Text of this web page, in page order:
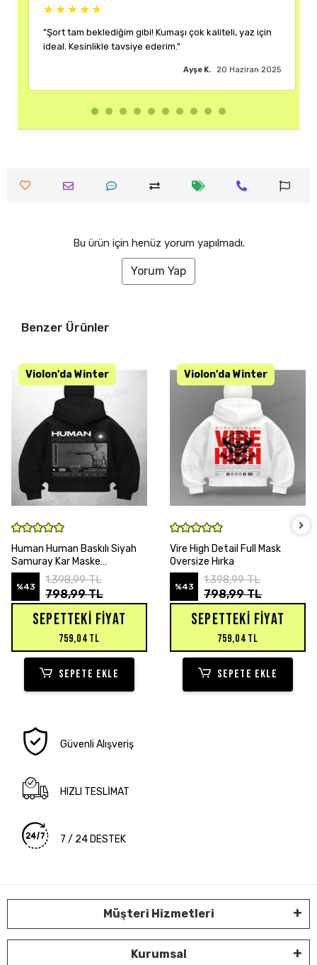
gibi! Kumaşı çok kaliteli, yaz için
tavsiye ederim."
"Rengi ve kalıbı harika.
Bu ürün için henüz yorum yapılmadı.
Yorum Yap
Benzer Ürünler
Human Human Baskılı Siyah
Samuray Kar Maske
Sweatshirt Hırka
%43
1.398,99 TL
798,99 TL
SEPETTEKI FIYAT
759,04 TL
SEPETE EKLE
Vire High Detail Full Mask
Oversize Hırka
%43
1.398,99 TL
798,99 TL
SEPETTEKI FIYAT
759,04 TL
SEPETE EKLE
Güvenli Alışveriş
HIZLI TESLİMAT
7 / 24 DESTEK
Müşteri Hizmetleri
Kurumsal